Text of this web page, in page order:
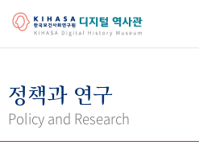
걸어온 길 기관 변천사
정책과 연구
Policy and Research